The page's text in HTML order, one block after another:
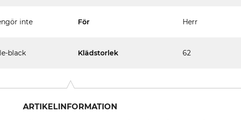
inte För Herr
black Klädstorlek 62
ARTIKELINFORMATION